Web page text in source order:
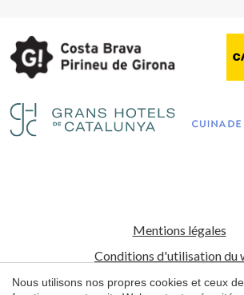
Mentions légales
Conditions d'utilisation du
Politique de cookies
Nous utilisons nos propres cookies et ceux